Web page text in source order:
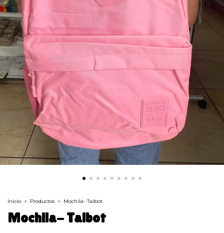
Inicio > Productos > Mochila- Talbot
Mochila- Talbot